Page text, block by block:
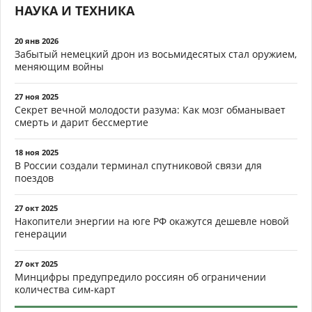
НАУКА И ТЕХНИКА
20 янв 2026
Забытый немецкий дрон из восьмидесятых стал оружием,
меняющим войны
27 ноя 2025
Секрет вечной молодости разума: Как мозг обманывает
смерть и дарит бессмертие
18 ноя 2025
В России создали терминал спутниковой связи для
поездов
27 окт 2025
Накопители энергии на юге РФ окажутся дешевле новой
генерации
27 окт 2025
Минцифры предупредило россиян об ограничении
количества сим-карт